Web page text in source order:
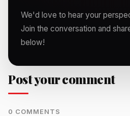
We'd love to hear your
Join the conversation and
below!
Post your comment
0 COMMENTS